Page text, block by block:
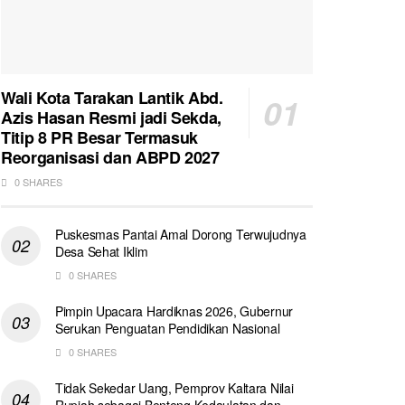
Wali Kota Tarakan Lantik Abd.
Azis Hasan Resmi jadi Sekda,
Titip 8 PR Besar Termasuk
Reorganisasi dan ABPD 2027
0 SHARES
Puskesmas Pantai Amal Dorong Terwujudnya
Desa Sehat Iklim
0 SHARES
Pimpin Upacara Hardiknas 2026, Gubernur
Serukan Penguatan Pendidikan Nasional
0 SHARES
Tidak Sekedar Uang, Pemprov Kaltara Nilai